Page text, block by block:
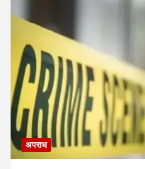
अपराध